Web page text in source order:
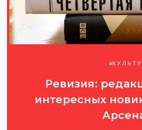
Ревизия:
интересных